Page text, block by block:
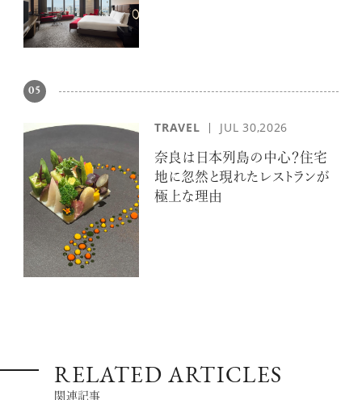
【フィリップス オークション】映画界
が17億円で落札！！
禁断の不倫が夫婦の純愛をあぶり
出す“振りきったな”と感じた現代版・
谷崎映画『鍵』。愛は嫉妬を越えるの
05
TRAVEL JUL 30,2026
奈良は日本列島の中心？住宅
地に忽然と現れたレストランが
極上な理由
RELATED ARTICLES
関連記事